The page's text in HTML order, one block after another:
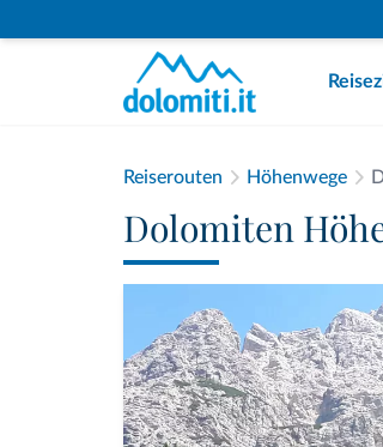
Reiserouten Höhenwege
Dolomiten